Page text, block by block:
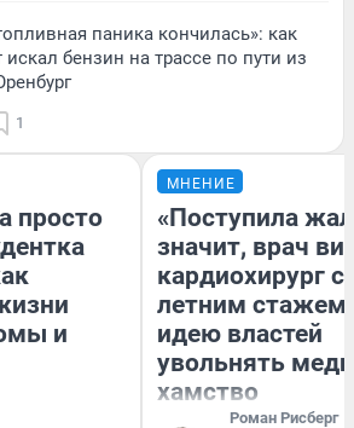
паника кончилась»: как
искал бензин на трассе по пути из
1
просто
и
МНЕНИЕ
«Поступила
значит, врач
кардиохирург с
летним стажем
идею властей
увольнять
хамство
Роман Рисберг